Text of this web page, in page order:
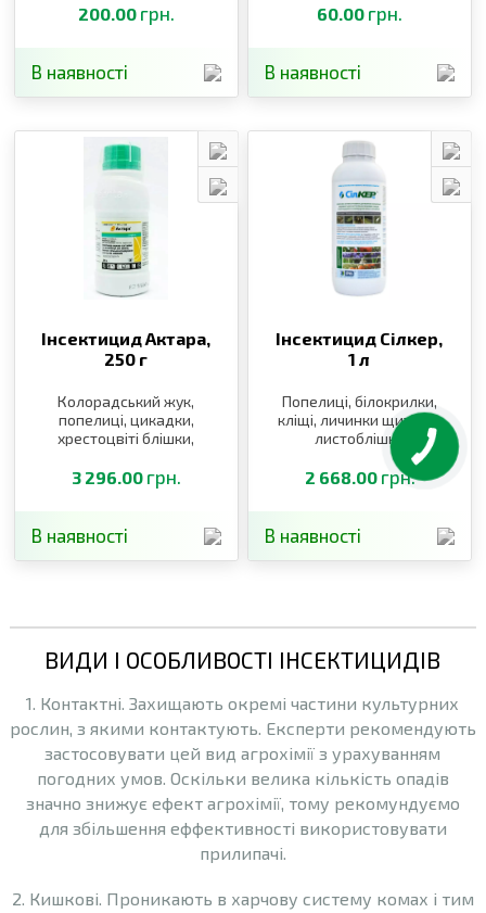
200.00 грн.
В наявності
60.00 грн.
В наявності
Інсектицид Актара,
250 г
Колорадський жук,
попелиці, цикадки,
хрестоцвіті блішки,
довгоносики
3 296.00 грн.
В наявності
Інсектицид Сілкер,
1 л
Попелиці, білокрилки,
кліщі, личинки щитівок,
листоблішки
2 668.00 грн.
В наявності
ВИДИ І ОСОБЛИВОСТІ ІНСЕКТИЦИДІВ
1. Контактні. Захищають окремі частини культурних
рослин, з якими контактують. Експерти рекомендують
застосовувати цей вид агрохімії з урахуванням
погодних умов. Оскільки велика кількість опадів
значно знижує ефект агрохімії, тому рекомундуємо
для збільшення еффективності використовувати
прилипачі.
2. Кишкові. Проникають в харчову систему комах і тим